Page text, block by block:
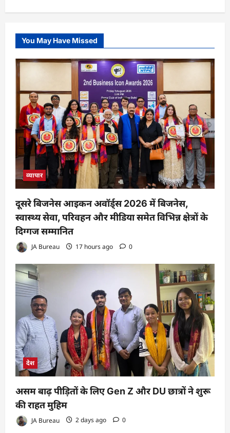
You May Have Missed
व्यापार
दूसरे बिजनेस आइकन अवॉर्ड्स 2026 में बिजनेस,
स्वास्थ्य सेवा, परिवहन और मीडिया समेत विभिन्न क्षेत्रों के
दिग्गज सम्मानित
JA Bureau 17 hours ago 0
देश
असम बाढ़ पीड़ितों के लिए Gen Z और DU छात्रों ने शुरू
की राहत मुहिम
JA Bureau 2 days ago 0